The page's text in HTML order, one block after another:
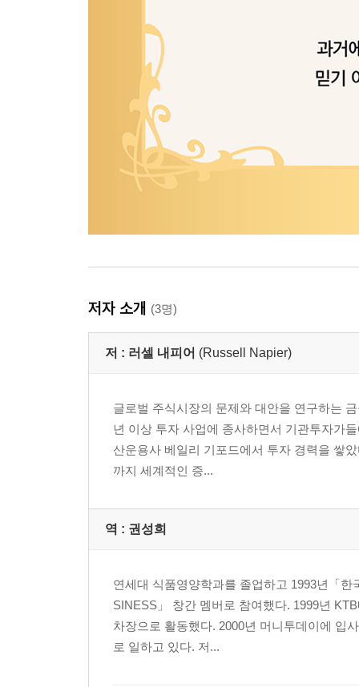
저자 소개 (3명)
저 : 러셀 내피어 (Russell Napier)
글로벌 주식시장의 문제와 대안을 연구하는
년 이상 투자 사업에 종사하면서 기관투자가
산운용사 베일리 기포드에서 투자 경력을 쌓
까지 세계적인 증...
역 : 권성희
연세대 식품영양학과를 졸업하고 1993년「
SINESS」 창간 멤버로 참여했다. 1999년
차장으로 활동했다. 2000년 머니투데이에 입
로 일하고 있다. 저...